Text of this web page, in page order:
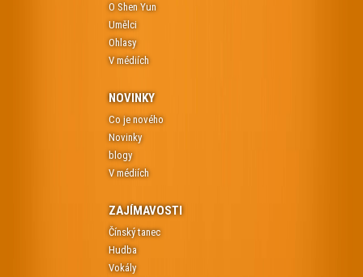
O Shen Yun
Umělci
Ohlasy
V médiích
NOVINKY
Co je nového
Novinky
blogy
V médiích
ZAJÍMAVOSTI
Čínský tanec
Hudba
Vokály